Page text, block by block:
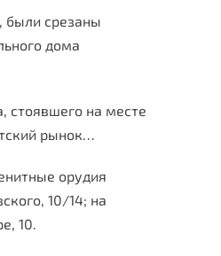
были срезаны
дома
стоявшего на месте
рынок…
орудия
10/14; на
10.